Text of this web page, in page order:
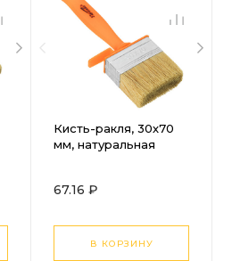
Кисть-ракля, 30х70
мм, натуральная
корпус,
Sparta
67.16 ₽
В КОРЗИНУ